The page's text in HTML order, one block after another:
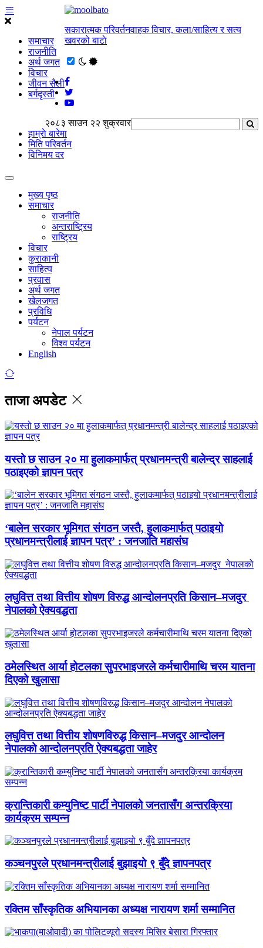
समाचार
राजनीति
अर्थ जगत
विचार
जीवन सैली
बर्गदृस्ती
सकारात्मक परिवर्तनवाहक विचार, कला/साहित्य र सत्य
खवरको बाटाे
२०८३ साउन २२ शुक्रवार
हाम्राे बारेमा
मिति परिवर्तन
विनिमय दर
मुख्य पृष्ठ
समाचार
राजनीति
अन्तराष्ट्रिय
राष्ट्रिय
विचार
कुराकानी
साहित्य
प्रवास
अर्थ जगत
खेलजगत
प्रविधि
पर्यटन
नेपाल पर्यटन
विश्व पर्यटन
English
ताजा अपडेट
यस्तो छ साउन २० मा हुलाकमार्फत् प्रधानमन्त्री बालेन्द्र साहलाई
पठाइएको ज्ञापन पत्र
‘बालेन सरकार भूमिगत संगठन जस्तै, हुलाकमार्फत् पठाइयो
प्रधानमन्त्रीलाई ज्ञापन पत्र’ : जनजाति महासंघ
लघुवित्त तथा वित्तीय शोषण विरुद्ध आन्दोलनप्रति किसान–मजदुर
नेपालको ऐक्यवद्धता
ठमेलस्थित आर्या होटलका सुपरभाइजरले कर्मचारीमाथि चरम यातना
दिएको खुलासा
लघुवित्त तथा वित्तीय शोषणविरुद्ध किसान–मजदुर आन्दोलन
नेपालको आन्दोलनप्रति ऐक्यबद्धता जाहेर
क्रान्तिकारी कम्युनिष्ट पार्टी नेपालको जनतासँग अन्तरक्रिया
कार्यक्रम सम्पन्न
कञ्चनपुरले प्रधानमन्त्रीलाई बुझाइयो ९ बुँदे ज्ञापनपत्र
रक्तिम साँस्कृतिक अभियानका अध्यक्ष नारायण शर्मा सम्मानित